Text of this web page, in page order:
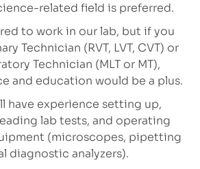
related field is preferred.
to work in our lab, but if you
Technician (RVT, LVT, CVT) or
Technician (MLT or MT),
and education would be a plus.
have experience setting up,
lab tests, and operating
(microscopes, pipetting
diagnostic analyzers).